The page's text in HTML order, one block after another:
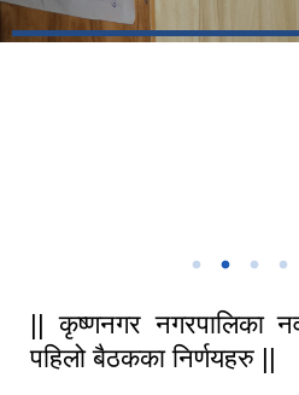
१६औ नगरसभा
१६औ नगरसभा
|| कृष्णनगर नगरपालिका
पहिलो बैठकका निर्णयहरु ||